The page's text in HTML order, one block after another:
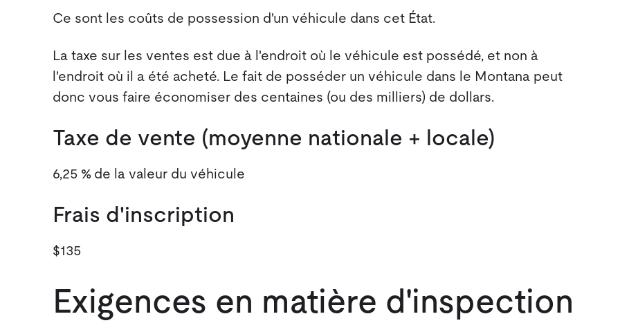
Ce sont les coûts de possession d'un véhicule dans cet État.
La taxe sur les ventes est due à l'endroit où le véhicule est possédé, et non à
l'endroit où il a été acheté. Le fait de posséder un véhicule dans le Montana peut
donc vous faire économiser des centaines (ou des milliers) de dollars.
Taxe de vente (moyenne nationale + locale)
6,25 % de la valeur du véhicule
Frais d'inscription
$135
Exigences en matière d'inspection